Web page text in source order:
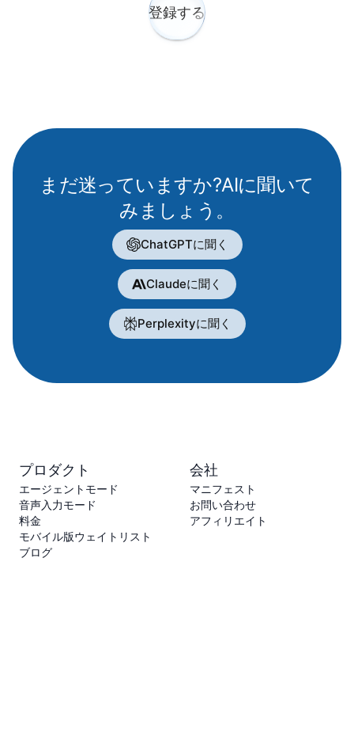
登録する
まだ迷っていますか?AIに聞いて
みましょう。
ChatGPTに聞く
Claudeに聞く
Perplexityに聞く
プロダクト
エージェントモード
音声入力モード
料金
モバイル版ウェイトリスト
ブログ
会社
マニフェスト
お問い合わせ
アフィリエイト